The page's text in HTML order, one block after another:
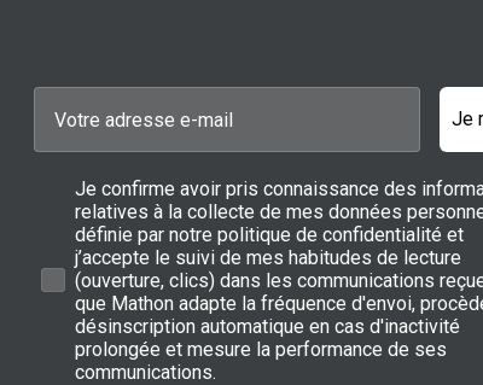
Je
Je confirme avoir pris connaissance des
relatives à la collecte de mes données
définie par notre politique de confidentialité et
j’accepte le suivi de mes habitudes de lecture
(ouverture, clics) dans les communications
que Mathon adapte la fréquence d'envoi,
désinscription automatique en cas d'inactivité
prolongée et mesure la performance de ses
communications.